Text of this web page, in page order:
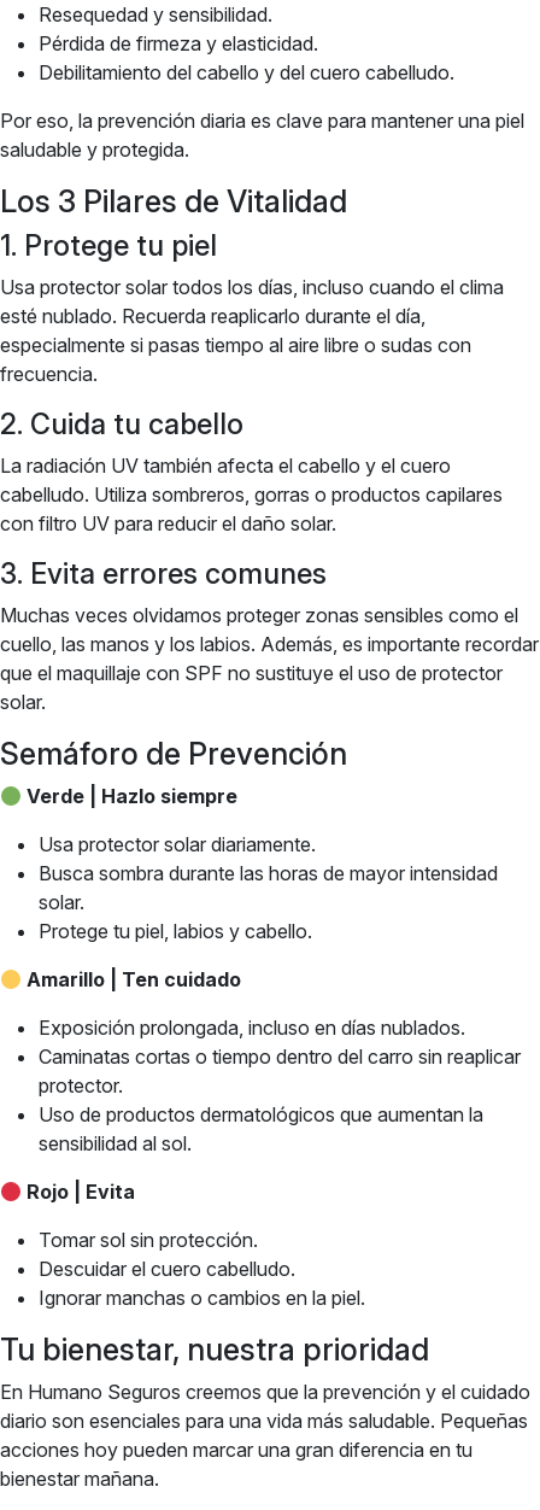
Resequedad y sensibilidad.
Pérdida de firmeza y elasticidad.
Debilitamiento del cabello y del cuero cabelludo.
Por eso, la prevención diaria es clave para mantener una piel
saludable y protegida.
Los 3 Pilares de Vitalidad
1. Protege tu piel
Usa protector solar todos los días, incluso cuando el clima
esté nublado. Recuerda reaplicarlo durante el día,
especialmente si pasas tiempo al aire libre o sudas con
frecuencia.
2. Cuida tu cabello
La radiación UV también afecta el cabello y el cuero
cabelludo. Utiliza sombreros, gorras o productos capilares
con filtro UV para reducir el daño solar.
3. Evita errores comunes
Muchas veces olvidamos proteger zonas sensibles como el
cuello, las manos y los labios. Además, es importante recordar
que el maquillaje con SPF no sustituye el uso de protector
solar.
Semáforo de Prevención
Verde | Hazlo siempre
Usa protector solar diariamente.
Busca sombra durante las horas de mayor intensidad
solar.
Protege tu piel, labios y cabello.
Amarillo | Ten cuidado
Exposición prolongada, incluso en días nublados.
Caminatas cortas o tiempo dentro del carro sin reaplicar
protector.
Uso de productos dermatológicos que aumentan la
sensibilidad al sol.
Rojo | Evita
Tomar sol sin protección.
Descuidar el cuero cabelludo.
Ignorar manchas o cambios en la piel.
Tu bienestar, nuestra prioridad
En Humano Seguros creemos que la prevención y el cuidado
diario son esenciales para una vida más saludable. Pequeñas
acciones hoy pueden marcar una gran diferencia en tu
bienestar mañana.